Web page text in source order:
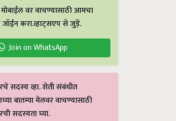
वर वाचण्यासाठी आमचा
जॉईन करा.व्हाट्सएप से जुड़ें.
Join on WhatsApp
सदस्य व्हा. शेती संबंधीत
बातम्या मेलवर वाचण्यासाठी
सदस्यता घ्या.